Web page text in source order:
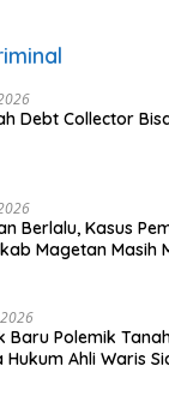
Debt Collector
Berlalu, Kasus
Magetan Masih
Baru Polemik
Hukum Ahli Waris